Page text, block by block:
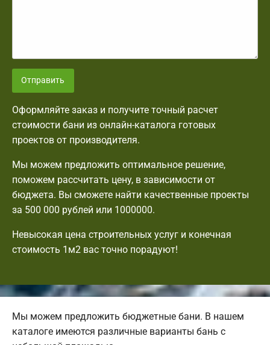
Отправить
Оформляйте заказ и получите точный расчет
стоимости бани из онлайн-каталога готовых
проектов от производителя.
Мы можем предложить оптимальное решение,
поможем рассчитать цену, в зависимости от
бюджета. Вы сможете найти качественные проекты
за 500 000 рублей или 1000000.
Невысокая цена строительных услуг и конечная
стоимость 1м2 вас точно порадуют!
Мы можем предложить бюджетные бани. В нашем
каталоге имеются различные варианты бань с